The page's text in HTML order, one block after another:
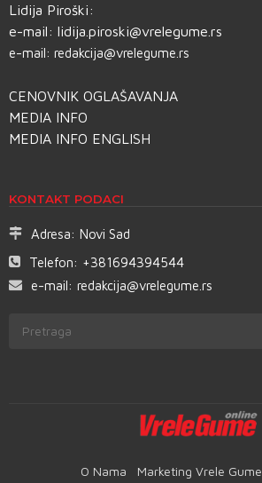
Lidija Piroški:
e-mail: lidija.piroski@vrelegume.rs
e-mail: redakcija@vrelegume.rs
CENOVNIK OGLAŠAVANJA
MEDIA INFO
MEDIA INFO ENGLISH
KONTAKT PODACI
Adresa: Novi Sad
Telefon: +381694394544
e-mail: redakcija@vrelegume.rs
O Nama Marketing Vrele Gume